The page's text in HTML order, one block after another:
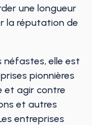
une longueur
la réputation de
néfastes, elle est
pionnières
et agir contre
et autres
entreprises